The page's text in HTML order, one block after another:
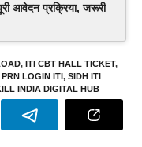
आवेदन प्रक्रिया, जरूरी
, ITI CBT HALL TICKET,
PRN LOGIN ITI, SIDH ITI
INDIA DIGITAL HUB